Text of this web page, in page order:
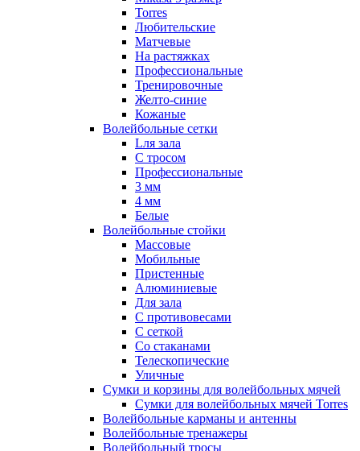
Torres
Любительские
Матчевые
На растяжках
Профессиональные
Тренировочные
Желто-синие
Кожаные
Волейбольные сетки
Lля зала
C тросом
Профессиональные
3 мм
4 мм
Белые
Волейбольные стойки
Массовые
Мобильные
Пристенные
Алюминиевые
Для зала
С противовесами
С сеткой
Со стаканами
Телескопические
Уличные
Сумки и корзины для волейбольных мячей
Сумки для волейбольных мячей Torres
Волейбольные карманы и антенны
Волейбольные тренажеры
Волейбольный тросы